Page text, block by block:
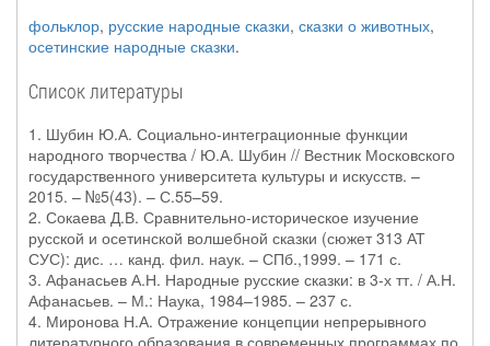
фольклор, русские народные сказки, сказки о животных,
осетинские народные сказки.
Список литературы
1. Шубин Ю.А. Социально-интеграционные функции
народного творчества / Ю.А. Шубин // Вестник Московского
государственного университета культуры и искусств. –
2015. – №5(43). – С.55–59.
2. Сокаева Д.В. Сравнительно-историческое изучение
русской и осетинской волшебной сказки (сюжет 313 АТ
СУС): дис. … канд. фил. наук. – СПб.,1999. – 171 с.
3. Афанасьев А.Н. Народные русские сказки: в 3-х тт. / А.Н.
Афанасьев. – М.: Наука, 1984–1985. – 237 с.
4. Миронова Н.А. Отражение концепции непрерывного
литературного образования в современных программах по